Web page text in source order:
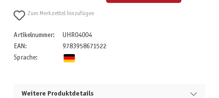
Zum Merkzettel hinzufügen
Artikelnummer:
UHR04004
EAN:
9783958671522
Sprache:
Weitere Produktdetails